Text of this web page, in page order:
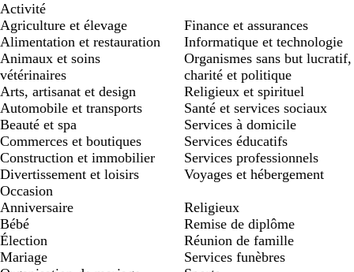
Activité
Agriculture et élevage
Alimentation et restauration
Animaux et soins
vétérinaires
Arts, artisanat et design
Automobile et transports
Beauté et spa
Commerces et boutiques
Construction et immobilier
Divertissement et loisirs
Finance et assurances
Informatique et technologie
Organismes sans but lucratif,
charité et politique
Religieux et spirituel
Santé et services sociaux
Services à domicile
Services éducatifs
Services professionnels
Voyages et hébergement
Occasion
Anniversaire
Bébé
Élection
Mariage
Religieux
Remise de diplôme
Réunion de famille
Services funèbres